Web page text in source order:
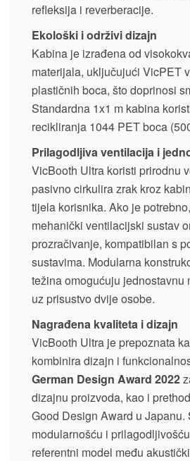
refleksija i reverberacije.
Ekološki i održivi dizajn
Kabina je izrađena od
materijala, uključujući VicPET
plastičnih boca, što doprinosi
Standardna 1x1 m kabina
recikliranja 1044 PET boca
Prilagodljiva ventilacija i
VicBooth Ultra koristi prirodnu
pasivno cirkulira zrak kroz
tijela korisnika. Ako je
mehanički ventilacijski sustav
prozračivanje, kompatibilan s
sustavima. Modularna
težina omogućuju jednostavnu
uz prisustvo dvije osobe.
Nagrađena kvaliteta i dizajn
VicBooth Ultra je prepoznata
kombinira dizajn i
German Design Award 2022
dizajnu proizvoda, kao i
Good Design Award u Japanu.
modularnošću i
referentni model među